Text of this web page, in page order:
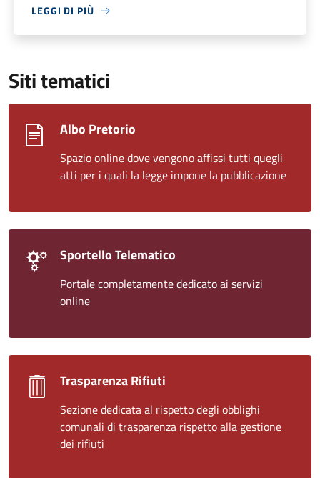
LEGGI DI PIÙ
Siti tematici
Albo Pretorio
Spazio online dove vengono affissi tutti quegli
atti per i quali la legge impone la pubblicazione
Sportello Telematico
Portale completamente dedicato ai servizi
online
Trasparenza Rifiuti
Sezione dedicata al rispetto degli obblighi
comunali di trasparenza rispetto alla gestione
dei rifiuti